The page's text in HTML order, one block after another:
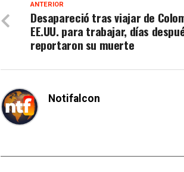
ANTERIOR
Desapareció tras viajar de
EE.UU. para trabajar, días
reportaron su muerte
Notifalcon